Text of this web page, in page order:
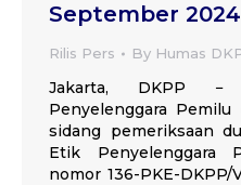
September 2024
Rilis Pers By Humas
Jakarta, DKPP −
Penyelenggara Pemilu
sidang pemeriksaan
Etik Penyelenggara
nomor 136-PKE-